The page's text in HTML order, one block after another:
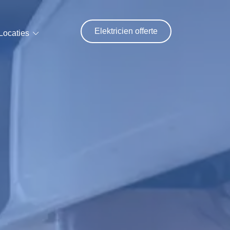
Elektricien offerte